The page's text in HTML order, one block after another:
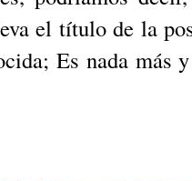
el título de la
Es nada más